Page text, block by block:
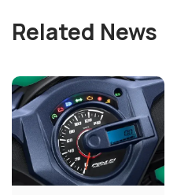
Related News